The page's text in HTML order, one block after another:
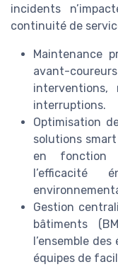
incidents
continuité de
Maintenance
avant-
interruptions.
Optimisation
solutions
en fonction
l’efficacité
Gestion
bâtiments
l’ensemble
équipes de